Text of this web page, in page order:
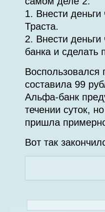
1. Внести
Траста.
2. Внести
банка и сделать
составила 99
Альфа-банк
течении суток,
пришла
Вот так